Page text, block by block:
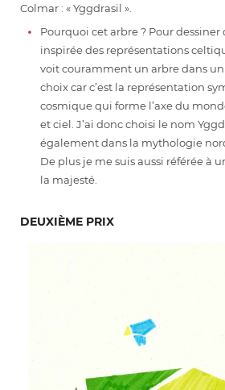
Colmar : « Yggdrasil ».
Pourquoi cet arbre ? Pour dessiner
inspirée des représentations
voit couramment un arbre dans un
choix car c’est la représentation
cosmique qui forme l’axe du
et ciel. J’ai donc choisi le nom
également dans la mythologie
De plus je me suis aussi référée à
la majesté.
DEUXIÈME PRIX